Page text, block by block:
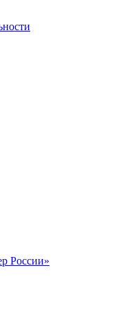
России»